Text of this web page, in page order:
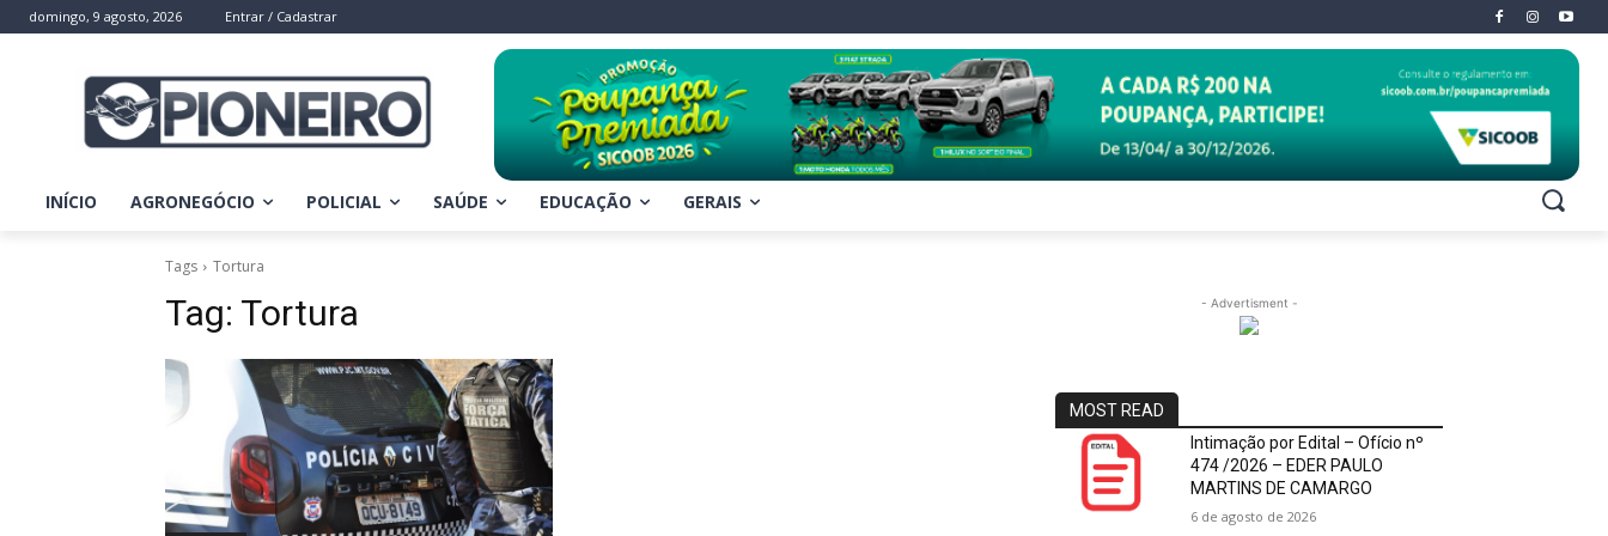
domingo, 9 agosto, 2026 Entrar / Cadastrar
INÍCIO AGRONEGÓCIO POLICIAL SAÚDE EDUCAÇÃO GERAIS
Tags Tortura
Tag: Tortura - Advertisment -
MOST READ
Intimação por Edital – Ofício nº
474 /2026 – EDER PAULO
MARTINS DE CAMARGO
6 de agosto de 2026